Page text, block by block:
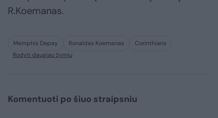
R.Koemanas.
Memphis Depay Ronaldas Koemanas
Corinthians
Rodyti daugiau žymių
Komentuoti po šiuo straipsniu